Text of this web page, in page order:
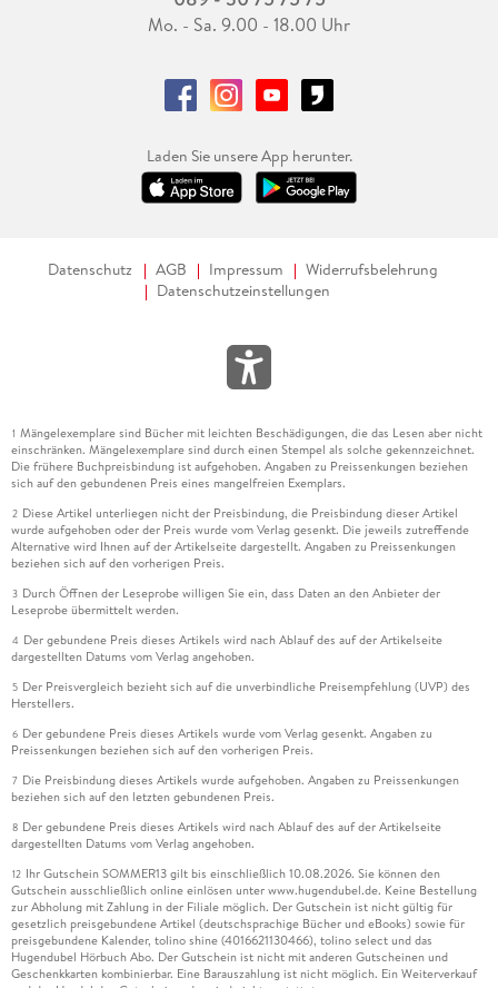
Mo. - Sa. 9.00 - 18.00 Uhr
Laden Sie unsere App herunter.
Datenschutz AGB Impressum
Widerrufsbelehrung
Datenschutzeinstellungen
1 Mängelexemplare sind Bücher mit leichten Beschädigungen, die das Lesen aber nicht
einschränken. Mängelexemplare sind durch einen Stempel als solche gekennzeichnet.
Die frühere Buchpreisbindung ist aufgehoben. Angaben zu Preissenkungen beziehen
sich auf den gebundenen Preis eines mangelfreien Exemplars.
2 Diese Artikel unterliegen nicht der Preisbindung, die Preisbindung dieser Artikel
wurde aufgehoben oder der Preis wurde vom Verlag gesenkt. Die jeweils zutreffende
Alternative wird Ihnen auf der Artikelseite dargestellt. Angaben zu Preissenkungen
beziehen sich auf den vorherigen Preis.
3 Durch Öffnen der Leseprobe willigen Sie ein, dass Daten an den Anbieter der
Leseprobe übermittelt werden.
4 Der gebundene Preis dieses Artikels wird nach Ablauf des auf der Artikelseite
dargestellten Datums vom Verlag angehoben.
5 Der Preisvergleich bezieht sich auf die unverbindliche Preisempfehlung (UVP) des
Herstellers.
6 Der gebundene Preis dieses Artikels wurde vom Verlag gesenkt. Angaben zu
Preissenkungen beziehen sich auf den vorherigen Preis.
7 Die Preisbindung dieses Artikels wurde aufgehoben. Angaben zu Preissenkungen
beziehen sich auf den letzten gebundenen Preis.
8 Der gebundene Preis dieses Artikels wird nach Ablauf des auf der Artikelseite
dargestellten Datums vom Verlag angehoben.
12 Ihr Gutschein SOMMER13 gilt bis einschließlich 10.08.2026. Sie können den
Gutschein ausschließlich online einlösen unter www.hugendubel.de. Keine Bestellung
zur Abholung mit Zahlung in der Filiale möglich. Der Gutschein ist nicht gültig für
gesetzlich preisgebundene Artikel (deutschsprachige Bücher und eBooks) sowie für
preisgebundene Kalender, tolino shine (4016621130466), tolino select und das
Hugendubel Hörbuch Abo. Der Gutschein ist nicht mit anderen Gutscheinen und
Geschenkkarten kombinierbar. Eine Barauszahlung ist nicht möglich. Ein Weiterverkauf